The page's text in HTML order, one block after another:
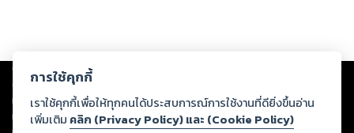
Copyright © 2026
ต่อผลงานหรือเนื้อหาใดที่อัปโหลดผ่านเว็บไซต์และปรากฏว่าละเมิดสิทธิใน
ทรัพย์สินทางปัญญาของบุคคลอื่นหรือขัดต่อกฎหมายและศีลธรรม ดังนั้น ผู้อ่าน
ทุกท่านโปรดใช้วิจารณญาณในการกลั่นกรองด้วยตนเอง และหากท่านพบว่าส่วน
การใช้คุกกี้
เราใช้คุกกี้เพื่อให้ทุกคนได้ประสบการณ์การใช้งานที่ดียิ่งขึ้นอ่าน
เพิ่มเติม คลิก (Privacy Policy) และ (Cookie Policy)